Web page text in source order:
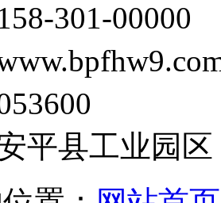
301-00000
平县工业园区